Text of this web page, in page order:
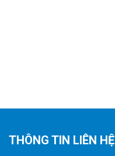
THÔNG TIN LIÊN HỆ